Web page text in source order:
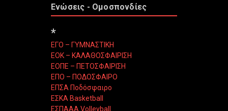
Ενώσεις - Ομοσπονδίες
*
ΕΓΟ – ΓΥΜΝΑΣΤΙΚΗ
ΕΟΚ – ΚΑΛΑΘΟΣΦΑΙΡΙΣΗ
ΕΟΠΕ – ΠΕΤΟΣΦΑΙΡΙΣΗ
ΕΠΟ – ΠΟΔΟΣΦΑΙΡΟ
ΕΠΣΑ Ποδόσφαιρο
ΕΣΚΑ Basketball
ΕΣΠΑΑΑ Volleyball